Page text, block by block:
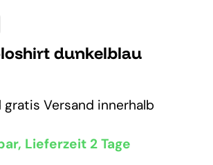
dunkelblau
gratis Versand innerhalb
Lieferzeit 2 Tage